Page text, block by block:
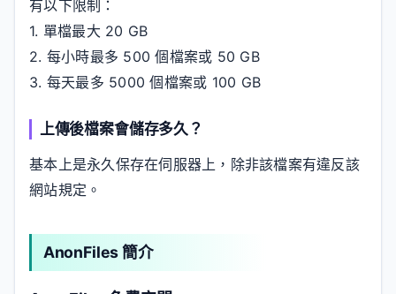
有以下限制：
1. 單檔最大 20 GB
2. 每小時最多 500 個檔案或 50 GB
3. 每天最多 5000 個檔案或 100 GB
上傳後檔案會儲存多久？
基本上是永久保存在伺服器上，除非該檔案有違反該
網站規定。
AnonFiles 簡介